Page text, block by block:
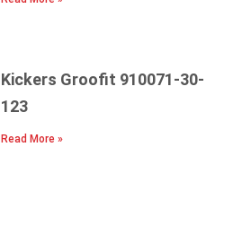
Kickers Groofit 910071-30-
123
Read More »